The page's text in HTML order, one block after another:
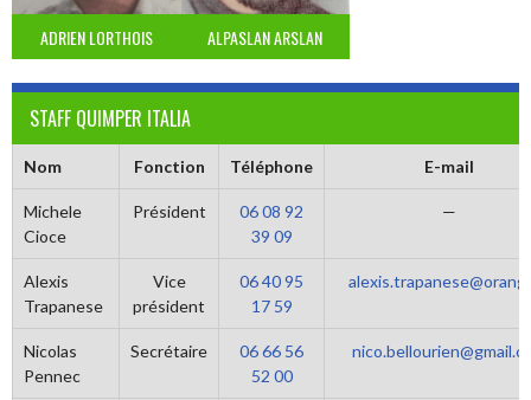
ADRIEN LORTHOIS ALPASLAN ARSLAN
STAFF QUIMPER ITALIA
Nom Fonction Téléphone E-mail
Michele
Cioce
Président
06 08 92
39 09
—
Alexis
Trapanese
Vice
président
06 40 95
17 59
Nicolas
Pennec
Secrétaire
06 66 56
52 00